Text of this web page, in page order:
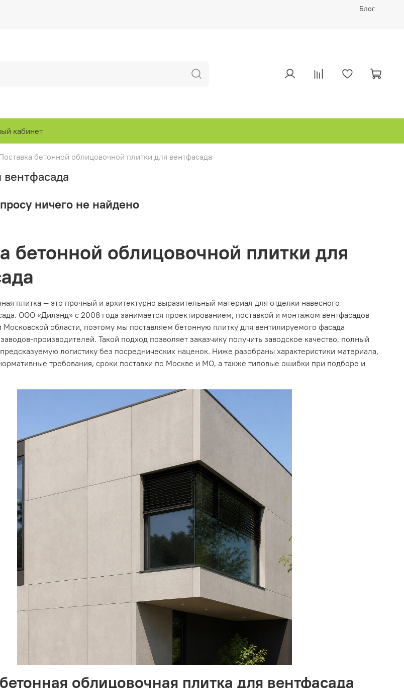
Блог
кабинет
бетонной облицовочной плитки для вентфасада
ничего не найдено
бетонной облицовочной плитки для
плитка — это прочный и архитектурно выразительный материал для отделки навесного
ООО «Дилэнд» с 2008 года занимается проектированием, поставкой и монтажом вентфасадов
области, поэтому мы поставляем бетонную плитку для вентилируемого фасада
производителей. Такой подход позволяет заказчику получить заводское качество, полный
логистику без посреднических наценок. Ниже разобраны характеристики материала,
требования, сроки поставки по Москве и МО, а также типовые ошибки при подборе и
облицовочная плитка для вентфасада